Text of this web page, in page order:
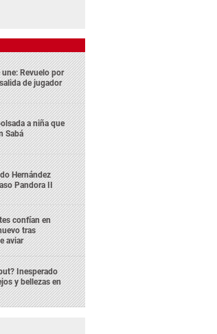
Revuelo por
de jugador
a niña que
Sabá
Hernández
Pandora II
confían en
tras
aviar
Inesperado
y bellezas en